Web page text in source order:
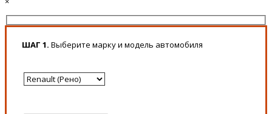
ШАГ 1. Выберите марку и модель автомобиля